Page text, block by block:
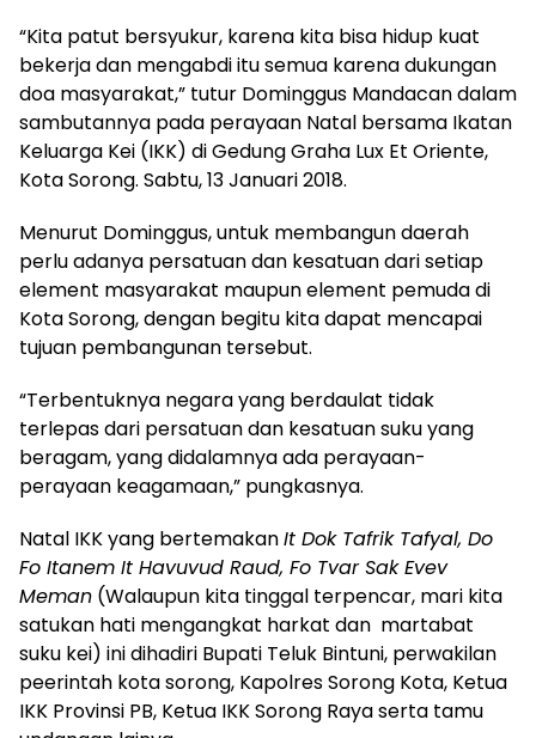
“Kita patut bersyukur, karena kita bisa hidup kuat
bekerja dan mengabdi itu semua karena dukungan
doa masyarakat,” tutur Dominggus Mandacan dalam
sambutannya pada perayaan Natal bersama Ikatan
Keluarga Kei (IKK) di Gedung Graha Lux Et Oriente,
Kota Sorong. Sabtu, 13 Januari 2018.
Menurut Dominggus, untuk membangun daerah
perlu adanya persatuan dan kesatuan dari setiap
element masyarakat maupun element pemuda di
Kota Sorong, dengan begitu kita dapat mencapai
tujuan pembangunan tersebut.
“Terbentuknya negara yang berdaulat tidak
terlepas dari persatuan dan kesatuan suku yang
beragam, yang didalamnya ada perayaan-
perayaan keagamaan,” pungkasnya.
Natal IKK yang bertemakanIt Dok Tafrik Tafyal, Do
Fo Itanem It Havuvud Raud, Fo Tvar Sak Evev
Meman (Walaupun kita tinggal terpencar, mari kita
satukan hati mengangkat harkat dan martabat
suku kei) ini dihadiri Bupati Teluk Bintuni, perwakilan
peerintah kota sorong, Kapolres Sorong Kota, Ketua
IKK Provinsi PB, Ketua IKK Sorong Raya serta tamu